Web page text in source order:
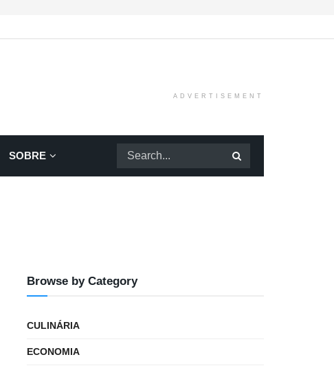
ADVERTISEMENT
SOBRE
Browse by Category
CULINÁRIA
ECONOMIA